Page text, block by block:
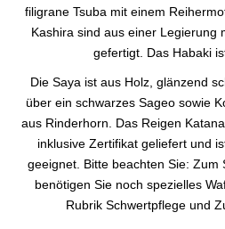
filigrane Tsuba mit einem
Kashira sind aus einer Legierung
gefertigt. Das Habaki
Die Saya ist aus Holz, glänzend
über ein schwarzes Sageo sowie
aus Rinderhorn. Das Reigen
inklusive Zertifikat geliefert und
geeignet. Bitte beachten Sie: Zum
benötigen Sie noch spezielles
Rubrik Schwertpflege und